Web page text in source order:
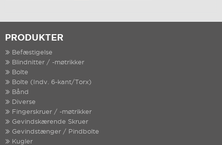
PRODUKTER
Befæstigelse
Blindnitter / -møtrikker
Bolte
Bolte (Indv. 6-kant/Torx)
Bånd
Diverse
Fingerskruer / -møtrikker
Gevindskærende Skruer
Gevindstænger / Pindbolte
Kugler